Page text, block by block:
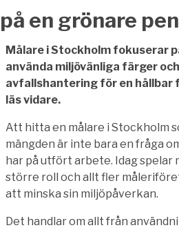
på en grönare
Målare i Stockholm fokuserar
använda miljövänliga färger
avfallshantering för en hållbar
läs vidare.
Att hitta en målare i Stockholm
mängden är inte bara en fråga
har på utfört arbete. Idag spelar
större roll och allt fler
att minska sin miljöpåverkan.
Det handlar om allt från